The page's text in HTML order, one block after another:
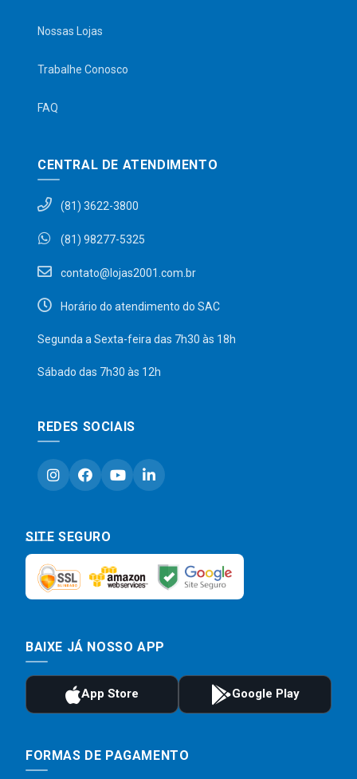
Nossas Lojas
Trabalhe Conosco
FAQ
CENTRAL DE ATENDIMENTO
(81) 3622-3800
(81) 98277-5325
contato@lojas2001.com.br
Horário do atendimento do SAC
Segunda a Sexta-feira das 7h30 às 18h
Sábado das 7h30 às 12h
REDES SOCIAIS
SITE SEGURO
BAIXE JÁ NOSSO APP
FORMAS DE PAGAMENTO